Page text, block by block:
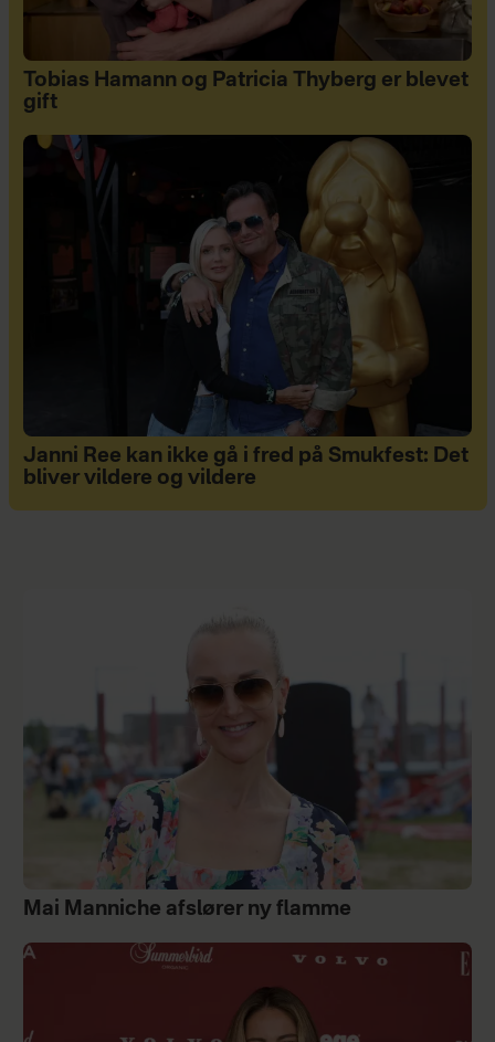
Tobias Hamann og Patricia Thyberg er blevet
gift
Janni Ree kan ikke gå i fred på Smukfest: Det
bliver vildere og vildere
Mai Manniche afslører ny flamme